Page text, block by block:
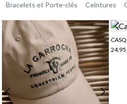
Bracelets et Porte-clés Ceintures
24,95